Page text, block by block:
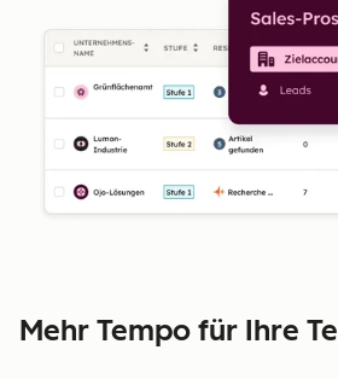
Mehr Tempo für Ihre